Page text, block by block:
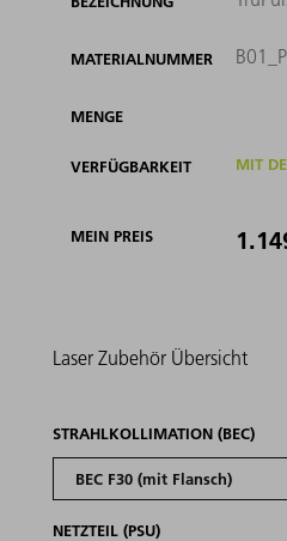
MATERIALNUMMER
MENGE
VERFÜGBARKEIT MIT
MEIN PREIS
Laser Zubehör Übersicht
STRAHLKOLLIMATION (BEC)
NETZTEIL (PSU)